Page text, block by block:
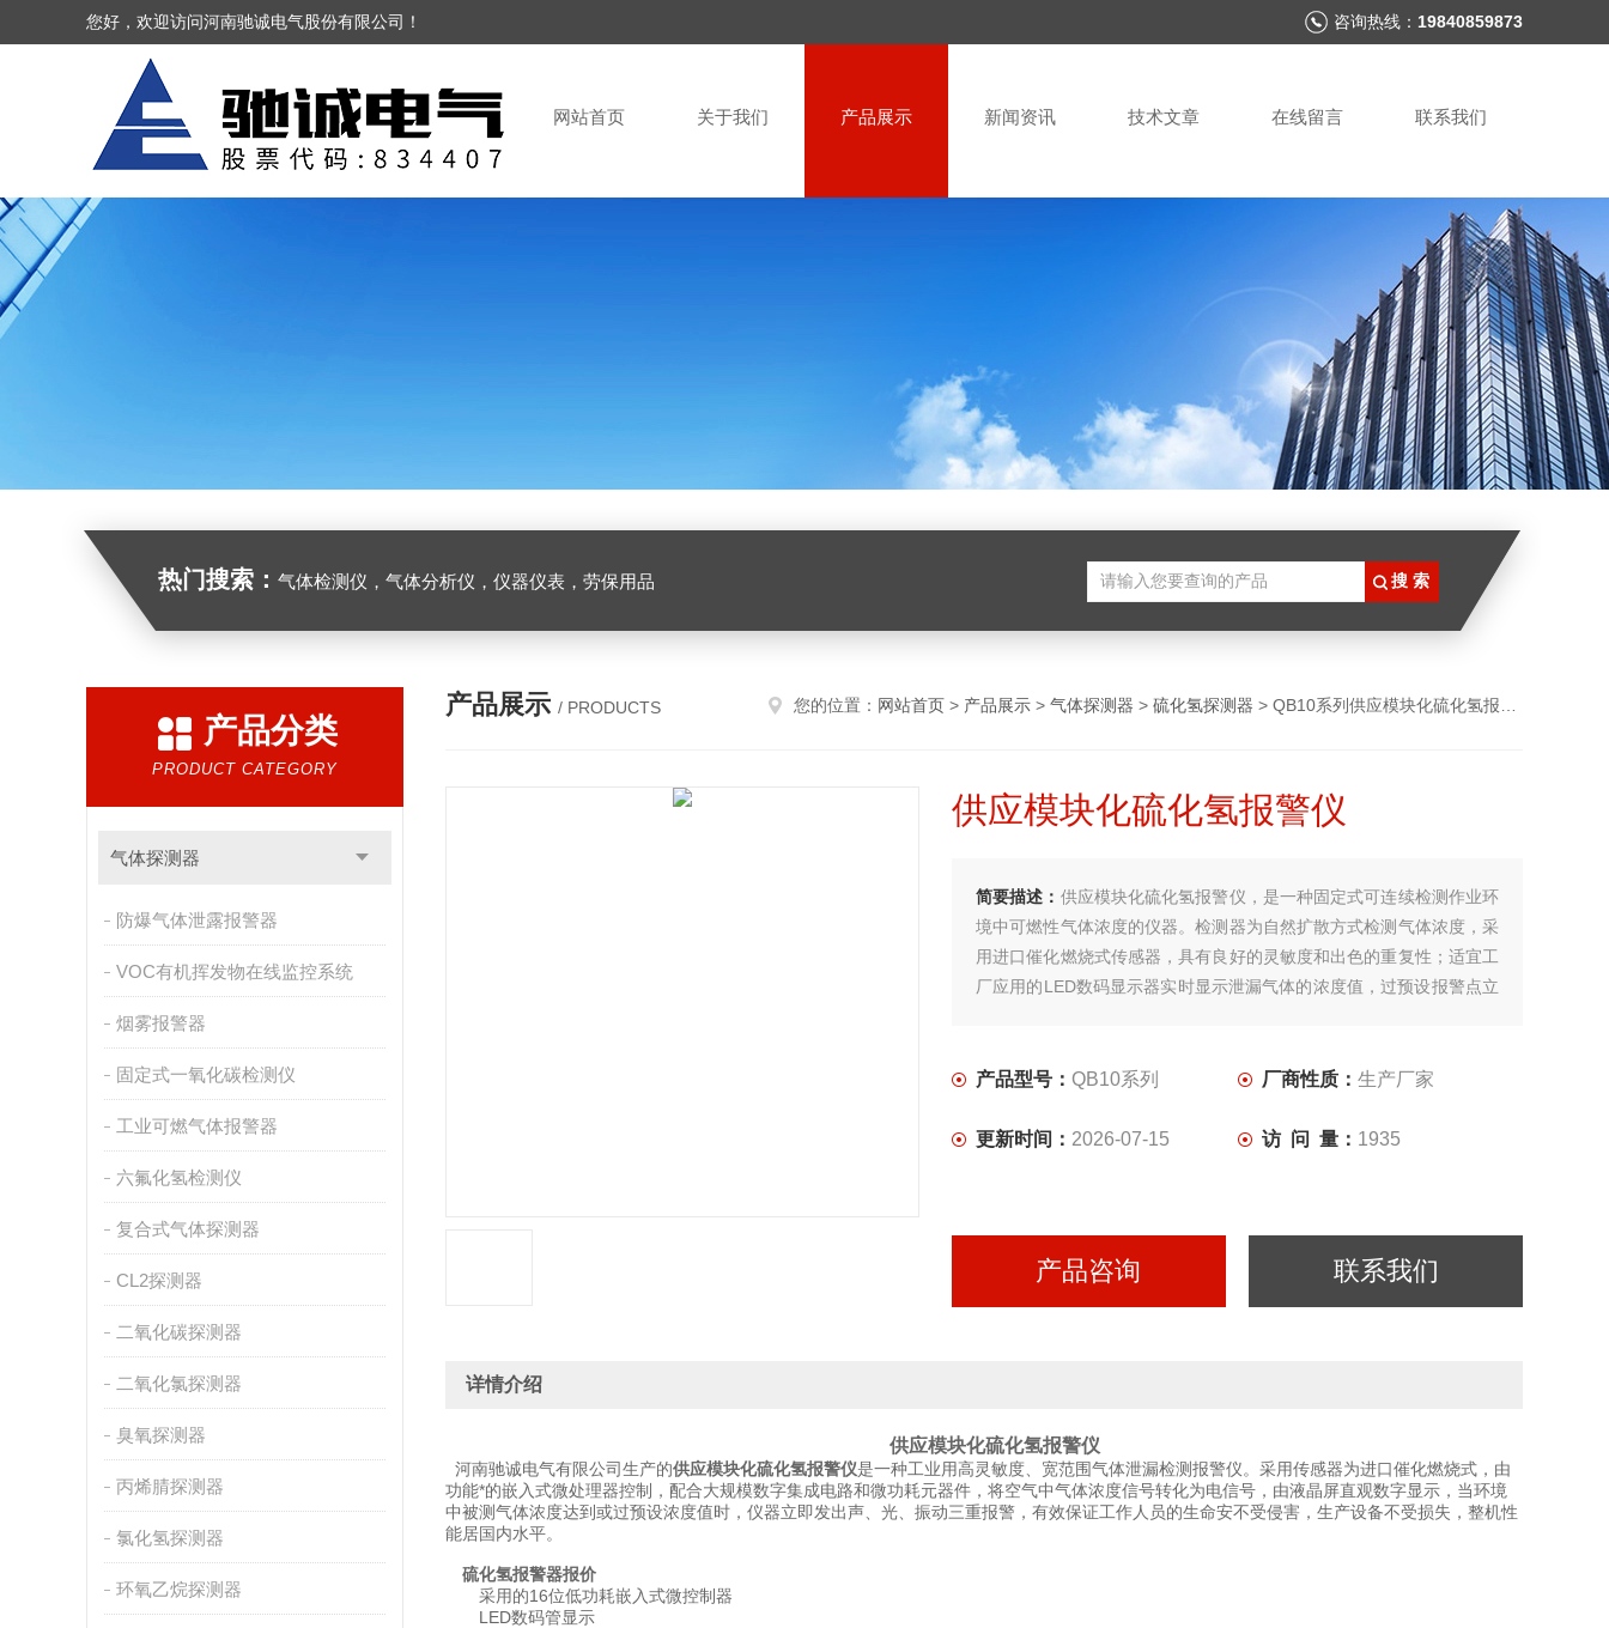
您好，欢迎访问河南驰诚电气股份有限公司！ 咨询热线： 19840859873
网站首页 关于我们 产品展示 新闻资讯 技术文章 在线留言 联系我们
热门搜索： 气体检测仪，气体分析仪，仪器仪表，劳保用品
产品分类
PRODUCT CATEGORY
气体探测器
防爆气体泄露报警器
VOC有机挥发物在线监控系统
烟雾报警器
固定式一氧化碳检测仪
工业可燃气体报警器
六氟化氢检测仪
复合式气体探测器
CL2探测器
二氧化碳探测器
二氧化氯探测器
臭氧探测器
丙烯腈探测器
氯化氢探测器
环氧乙烷探测器
产品展示 / PRODUCTS 您的位置： 网站首页 > 产品展示 > 气体探测器 > 硫化氢探测器 > QB10系列供应模块化硫化氢报警仪
供应模块化硫化氢报警仪
简要描述： 供应模块化硫化氢报警仪，是一种固定式可连续检测作业环
境中可燃性气体浓度的仪器。检测器为自然扩散方式检测气体浓度，采
用进口催化燃烧式传感器，具有良好的灵敏度和出色的重复性；适宜工
厂应用的LED数码显示器实时显示泄漏气体的浓度值，过预设报警点立
产品型号： QB10系列 厂商性质： 生产厂家
更新时间： 2026-07-15 访 问 量： 1935
产品咨询 联系我们
详情介绍
供应模块化硫化氢报警仪
河南驰诚电气有限公司生产的供应模块化硫化氢报警仪是一种工业用高灵敏度、宽范围气体泄漏检测报警仪。 采用传感器为进口催化燃烧式，由
功能*的嵌入式微处理器控制，配合大规模数字集成电路和微功耗元器件，将空气中气体浓度信号转化为电信号，由液晶屏直观数字显示，当环境
中被测气体浓度达到或过预设浓度值时，仪器立即发出声、光、振动三重报警，有效保证工作人员的生命安不受侵害，生产设备不受损失，整机性
能居国内水平。
硫化氢报警器报价
采用的16位低功耗嵌入式微控制器
LED数码管显示